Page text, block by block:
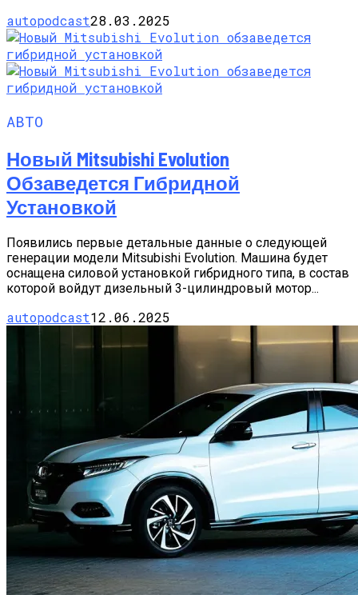
autopodcast28.03.2025
АВТО
Новый Mitsubishi Evolution
Обзаведется Гибридной
Установкой
Появились первые детальные данные о следующей
генерации модели Mitsubishi Evolution. Машина будет
оснащена силовой установкой гибридного типа, в состав
которой войдут дизельный 3-цилиндровый мотор...
autopodcast12.06.2025